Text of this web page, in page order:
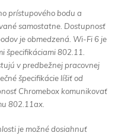
prístupového bodu a
samostatne. Dostupnosť
je obmedzená. Wi-Fi 6 je
špecifikáciami 802.11.
v predbežnej pracovnej
špecifikácie líšiť od
Chromebox komunikovať
802.11ax.
je možné dosiahnuť